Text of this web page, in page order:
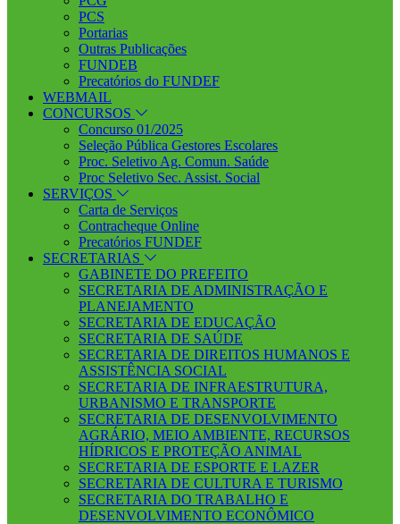
PCS
Portarias
Outras Publicações
FUNDEB
Precatórios do FUNDEF
WEBMAIL
CONCURSOS
Concurso 01/2025
Seleção Pública Gestores Escolares
Proc. Seletivo Ag. Comun. Saúde
Proc Seletivo Sec. Assist. Social
SERVIÇOS
Carta de Serviços
Contracheque Online
Precatórios FUNDEF
SECRETARIAS
GABINETE DO PREFEITO
SECRETARIA DE ADMINISTRAÇÃO E
PLANEJAMENTO
SECRETARIA DE EDUCAÇÃO
SECRETARIA DE SAÚDE
SECRETARIA DE DIREITOS HUMANOS E
ASSISTÊNCIA SOCIAL
SECRETARIA DE INFRAESTRUTURA,
URBANISMO E TRANSPORTE
SECRETARIA DE DESENVOLVIMENTO
AGRÁRIO, MEIO AMBIENTE, RECURSOS
HÍDRICOS E PROTEÇÃO ANIMAL
SECRETARIA DE ESPORTE E LAZER
SECRETARIA DE CULTURA E TURISMO
SECRETARIA DO TRABALHO E
DESENVOLVIMENTO ECONÔMICO